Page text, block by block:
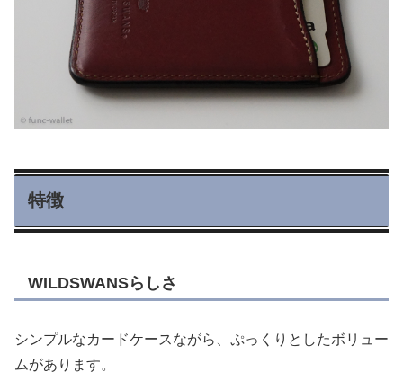
特徴
WILDSWANSらしさ
シンプルなカードケースながら、ぷっくりとしたボリュー
ムがあります。